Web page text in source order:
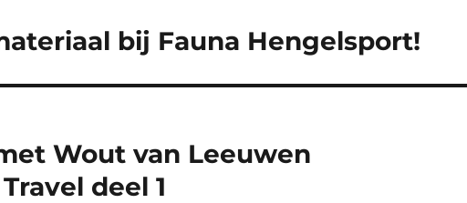
bij Fauna Hengelsport!
Wout van Leeuwen
deel 1